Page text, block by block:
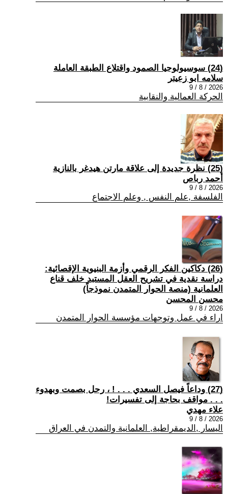
(24) سوسيولوجيا الصمود واقتلاع الطبقة العاملة
سلامه ابو زعيتر
2026 / 8 / 9
الحركة العمالية والنقابية
(25) نظرة جديدة إلى علاقة مارتن هيدغر بالنازية
أحمد رباص
2026 / 8 / 9
الفلسفة ,علم النفس , وعلم الاجتماع
(26) دكاكين الفكر الرقمي وأزمة البنيوية الإقصائية:
دراسة نقدية في تشريح العقل المستبد خلف قناع
العلمانية (منصة الحوار المتمدن نموذجاً)
محسن المحسن
2026 / 8 / 9
اراء في عمل وتوجهات مؤسسة الحوار المتمدن
(27) وداعاً فيصل السعدي . . . ! ، رحل بصمت وبهدوء
. . . مواقف بحاجة إلى تفسيرات!
علاء مهدي
2026 / 8 / 9
اليسار ,الديمقراطية, العلمانية والتمدن في العراق